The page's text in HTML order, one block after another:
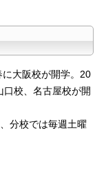
に大阪校が開学。20
校、名古屋校が開
分校では毎週土曜